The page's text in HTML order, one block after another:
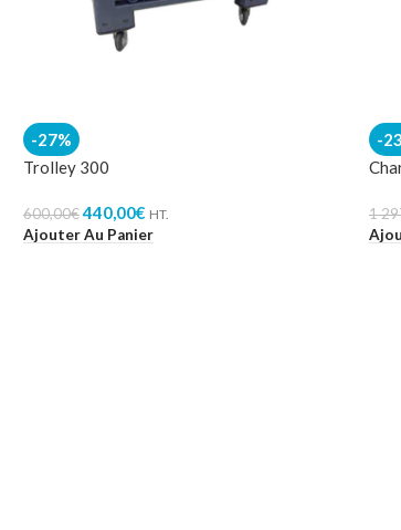
-27%
Trolley 300
600,00€440,00€ HT.
Ajouter Au Panier
-
1